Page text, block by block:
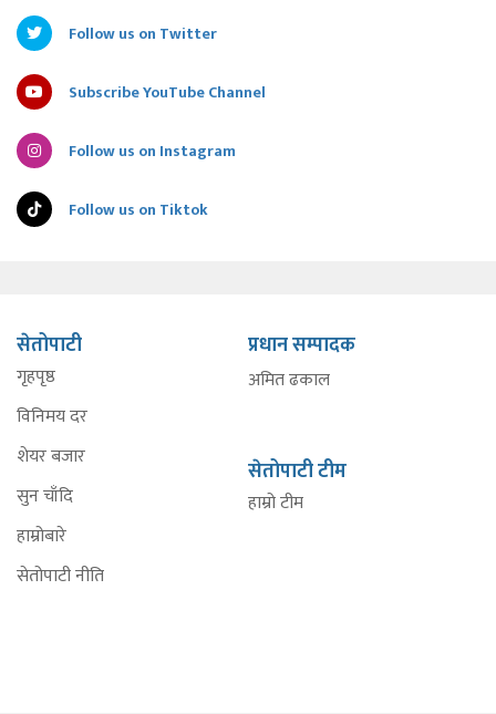
Follow us on Twitter
Subscribe YouTube Channel
Follow us on Instagram
Follow us on Tiktok
सेतोपाटी
गृहपृष्ठ
विनिमय दर
शेयर बजार
सुन चाँदि
हाम्रोबारे
सेतोपाटी नीति
प्रधान सम्पादक
अमित ढकाल
सेतोपाटी टीम
हाम्रो टीम